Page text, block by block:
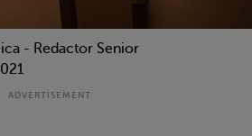
- Redactor Senior